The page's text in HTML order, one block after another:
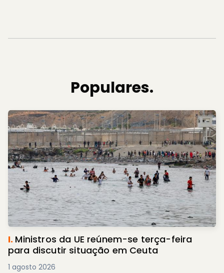
Populares.
I. Ministros da UE reúnem-se terça-feira
para discutir situação em Ceuta
1 agosto 2026